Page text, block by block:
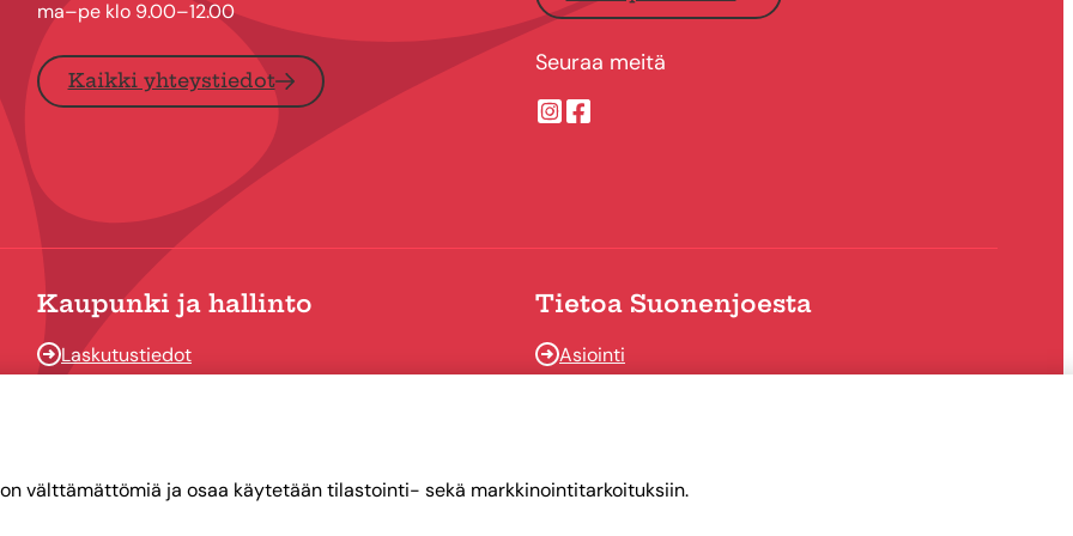
ma–pe klo 9.00–12.00
Kaikki yhteystiedot
Seuraa meitä
Suonenjoen kaupungin Instragram
Suonenjoen kaupungin Facebook
Kaupunki ja hallinto
Laskutustiedot
Talous
Tietoa Suonenjoesta
Asiointi
välttämättömiä ja osaa käytetään tilastointi- sekä markkinointitarkoituksiin.